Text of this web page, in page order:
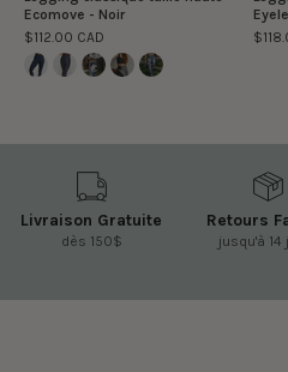
Ecomove - Noir
$112.00 CAD
Livraison Gratuite
dès 150$
Retours
jusqu'à 14